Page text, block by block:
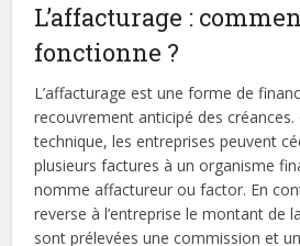
L’affacturage :
fonctionne ?
L’affacturage est une forme de
recouvrement anticipé des créances.
technique, les entreprises peuvent
plusieurs factures à un organisme
nomme affactureur ou factor. En
reverse à l’entreprise le montant de
sont prélevées une commission et